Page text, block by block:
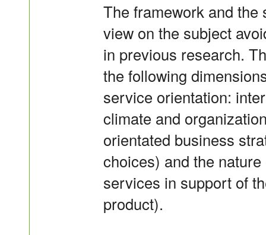
The framework and
view on the subject
in previous research.
the following
service orientation:
climate and
orientated business
choices) and the
services in support of
product).